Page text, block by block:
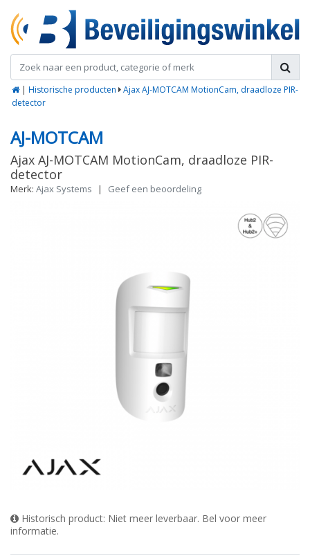
| Historische producten
Ajax AJ-MOTCAM MotionCam, draadloze PIR-
detector
AJ-MOTCAM
Ajax AJ-MOTCAM MotionCam, draadloze PIR-
detector
Merk: Ajax Systems | Geef een beoordeling
Historisch product: Niet meer leverbaar. Bel voor meer
informatie.